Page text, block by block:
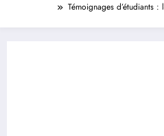
Témoignages d’étudiants